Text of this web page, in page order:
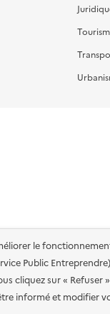
le
Public
cliquez sur « Refuser
informé et modifier
des services en ligne